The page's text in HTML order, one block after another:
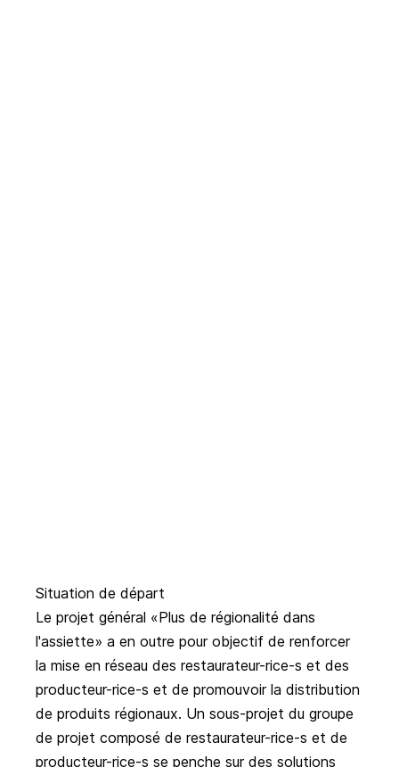
Situation de départ
Le projet général «Plus de régionalité dans
l'assiette» a en outre pour objectif de renforcer
la mise en réseau des restaurateur-rice-s et des
producteur-rice-s et de promouvoir la distribution
de produits régionaux. Un sous-projet du groupe
de projet composé de restaurateur-rice-s et de
producteur-rice-s se penche sur des solutions